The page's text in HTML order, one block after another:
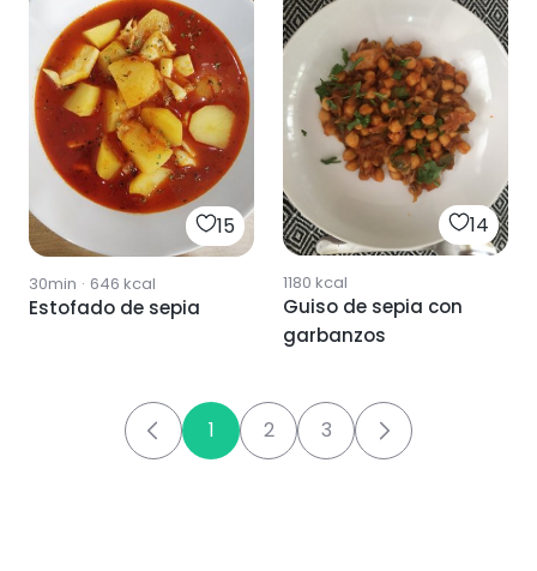
15
30min · 646 kcal
Estofado de sepia
14
1180 kcal
Guiso de sepia con
garbanzos
1 2 3